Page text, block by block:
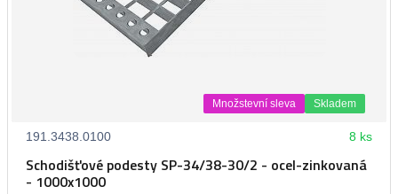
Množstevní sleva Skladem
191.3438.0100 8 ks
Schodišťové podesty SP-34/38-30/2 - ocel-zinkovaná
- 1000x1000